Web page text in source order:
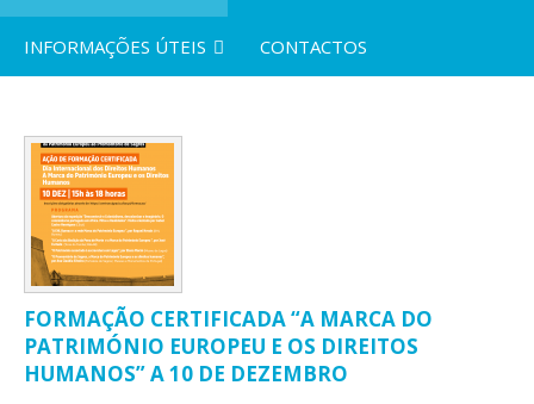
INFORMAÇÕES ÚTEIS CONTACTOS
FORMAÇÃO CERTIFICADA “A MARCA DO
PATRIMÓNIO EUROPEU E OS DIREITOS
HUMANOS” A 10 DE DEZEMBRO